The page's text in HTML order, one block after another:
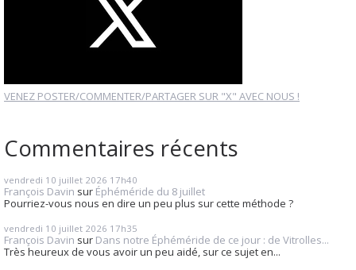
VENEZ POSTER/COMMENTER/PARTAGER SUR "X" AVEC NOUS !
Commentaires récents
vendredi 10 juillet 2026 17h40
François Davin sur Éphéméride du 8 juillet
Pourriez-vous nous en dire un peu plus sur cette méthode ?
vendredi 10 juillet 2026 17h35
François Davin sur Dans notre Éphéméride de ce jour : de Vitrolles...
Très heureux de vous avoir un peu aidé, sur ce sujet en...